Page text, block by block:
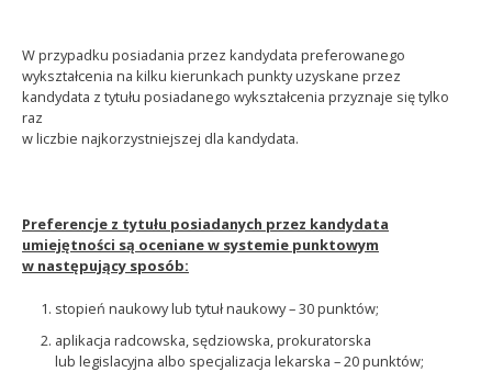
W przypadku posiadania przez kandydata preferowanego
wykształcenia na kilku kierunkach punkty uzyskane przez
kandydata z tytułu posiadanego wykształcenia przyznaje się tylko
raz
w liczbie najkorzystniejszej dla kandydata.
Preferencje z tytułu posiadanych przez kandydata
umiejętności są oceniane w systemie punktowym
w następujący sposób:
stopień naukowy lub tytuł naukowy – 30 punktów;
aplikacja radcowska, sędziowska, prokuratorska
lub legislacyjna albo specjalizacja lekarska – 20 punktów;